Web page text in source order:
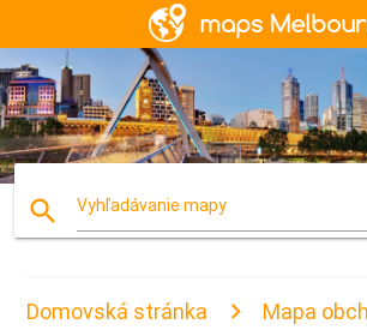
search Vyhľadávanie mapy
Domovská stránka Mapa